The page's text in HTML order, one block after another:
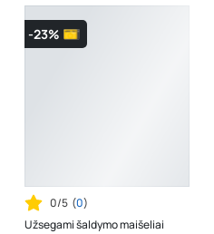
-23%
0/5 (0)
Užsegami šaldymo maišeliai